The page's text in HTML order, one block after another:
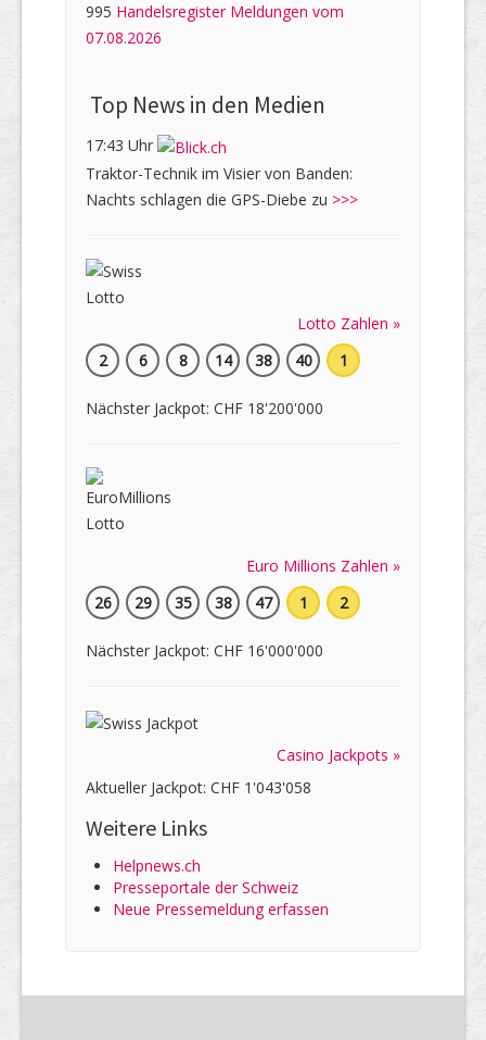
995 Handelsregister Meldungen vom
07.08.2026
Top News in den Medien
17:43 Uhr
Traktor-Technik im Visier von Banden:
Nachts schlagen die GPS-Diebe zu >>>
Lotto Zahlen »
2
6 8 14 38 40 1
Nächster Jackpot: CHF 18'200'000
Euro Millions Zahlen »
26
29 35 38 47 1 2
Nächster Jackpot: CHF 16'000'000
Casino Jackpots »
Aktueller Jackpot: CHF 1'043'058
Weitere Links
Helpnews.ch
Presseportale der Schweiz
Neue Pressemeldung erfassen